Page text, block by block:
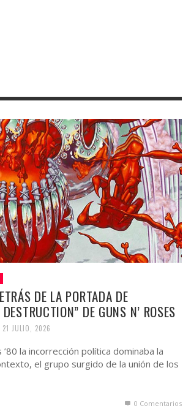
DE LA PORTADA DE
DE GUNS N’ ROSES
21 JULIO, 2026
la incorrección política dominaba la
el grupo surgido de la unión de los
0 Comentarios